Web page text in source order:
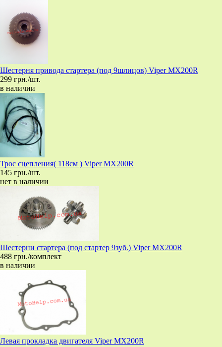
Шестерня привода стартера (под 9шлицов) Viper MX200R
299 грн./шт.
в наличии
Трос сцепления( 118см ) Viper MX200R
145 грн./шт.
нет в наличии
Шестерни стартера (под стартер 9зуб.) Viper MX200R
488 грн./комплект
в наличии
Левая прокладка двигателя Viper MX200R